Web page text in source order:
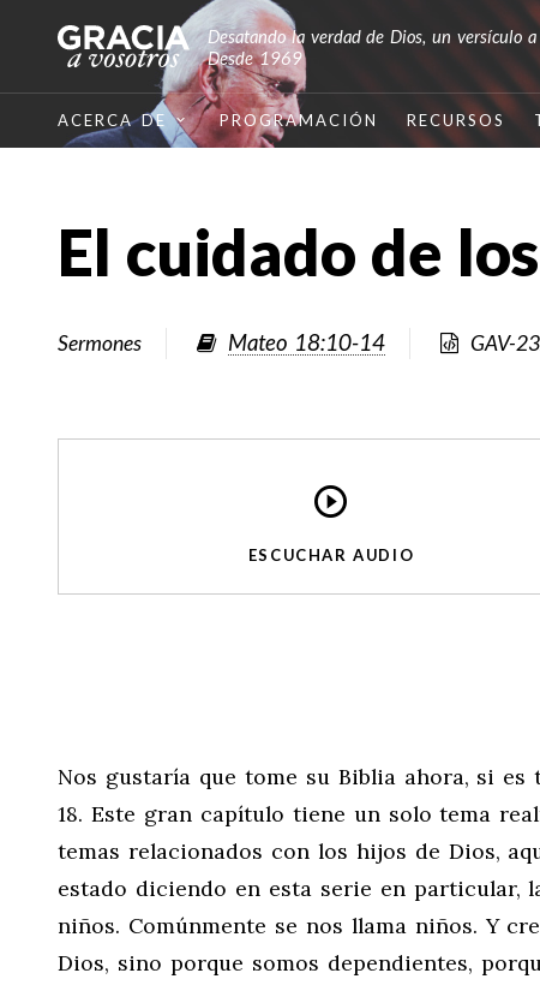
Desatando la verdad de Dios, un versículo
Desde 1969
ACERCA DE PROGRAMACIÓN RECURSOS
El cuidado de
Sermones Mateo 18:10-14 GAV-
ESCUCHAR AUDIO
Nos gustaría que tome su Biblia ahora, si
18. Este gran capítulo tiene un solo tema
temas relacionados con los hijos de Dios,
estado diciendo en esta serie en particular,
niños. Comúnmente se nos llama niños. Y
Dios, sino porque somos dependientes,